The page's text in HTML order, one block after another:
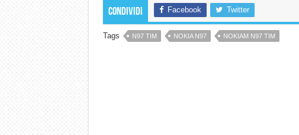
Condividi Facebook Twitter
Tags N97 TIM NOKIA N97 NOKIAM N97 TIM